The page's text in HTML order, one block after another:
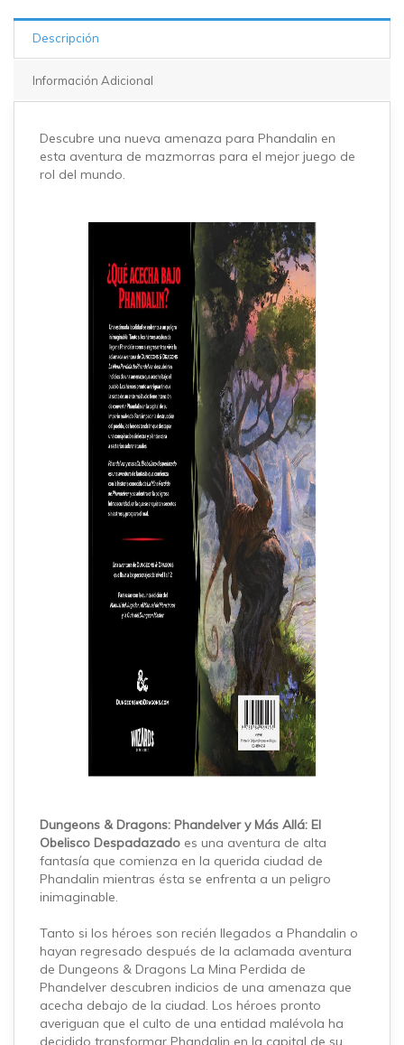
Descripción
Información Adicional
Descubre una nueva amenaza para Phandalin en
esta aventura de mazmorras para el mejor juego de
rol del mundo.
Dungeons & Dragons: Phandelver y Más Allá: El
Obelisco Despadazado es una aventura de alta
fantasía que comienza en la querida ciudad de
Phandalin mientras ésta se enfrenta a un peligro
inimaginable.
Tanto si los héroes son recién llegados a Phandalin o
hayan regresado después de la aclamada aventura
de Dungeons & Dragons La Mina Perdida de
Phandelver descubren indicios de una amenaza que
acecha debajo de la ciudad. Los héroes pronto
averiguan que el culto de una entidad malévola ha
decidido transformar Phandalin en la capital de su